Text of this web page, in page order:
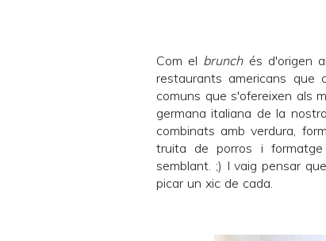
Com el brunchés d'origen
restaurants americans que
comuns que s'ofereixen als
germana italiana de la
combinats amb verdura,
truita de porros i
semblant. ;) I vaig pensar
picar un xic de cada.